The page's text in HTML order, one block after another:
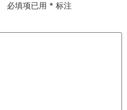
必填项已用 * 标注